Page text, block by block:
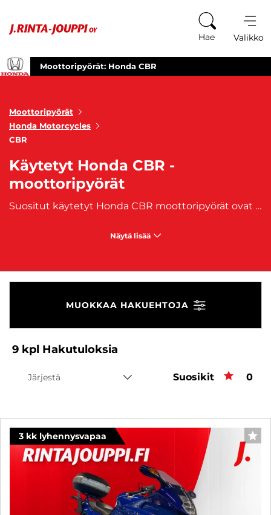
Hae Valikko
Moottoripyörät: Honda CBR
Moottoripyörät
Honda Motorcycles
CBR
Käytetyt Honda CBR -
moottoripyörät
Suositut käytetyt Honda CBR moottoripyörät ovat nyt saatavilla – huippuluokan suorituskykyä ja tyyliä matkalle. CBR-sarja on voittanut kuljettajien sydämet tarjoamalla ainutlaatuista ajonautintoa ja teknistä huippuosaamista. Käytetyt Honda CBR moottoripyörämme ovat valmiita valloittamaan tien. Jokainen Honda CBR pyörä yhdistää huippuluokan suorituskyvyn, tyylin ja kilpa-automaailmasta peräisin olevan teknologian ainutlaatuisella tavalla. CBR-sarja on suunniteltu tarjoamaan vaativille kuljettajille unohtumattomia ajokokemuksia. Selaa valikoimaamme ja löydä itsellesi sopiva käytetty Honda CBR moottoripyörä. Omista suosittu ja huippuluokan matkakumppani ja lähde seikkailuun tien päälle Honda CBR:n kanssa. Koe suorituskyvyn ja tyylin täydellinen yhdistelmä jokaisella matkalla. Meiltä löydät käytetyt Honda CBR-moottoripyörät, joihin on saatavilla myös edullinen
Näytä lisää
MUOKKAA HAKUEHTOJA
9 kpl Hakutuloksia
Järjestä Suosikit 0
3 kk lyhennysvapaa